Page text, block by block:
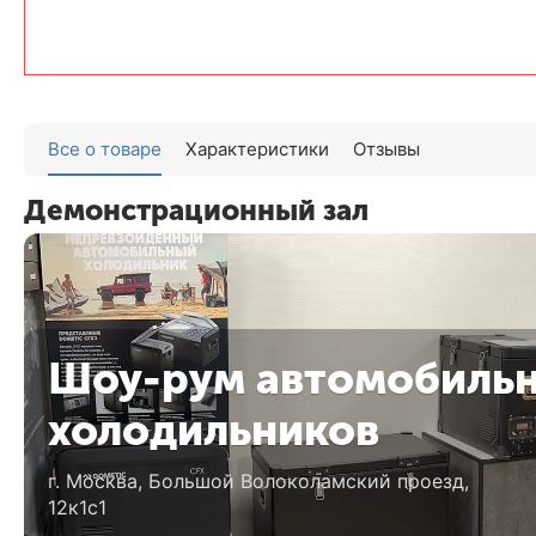
Все о товаре Характеристики Отзывы
Демонстрационный зал
Шоу-рум
холодильников
г. Москва, Большой Волоколамский проезд,
12к1с1